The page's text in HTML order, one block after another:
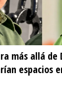
más allá de
espacios